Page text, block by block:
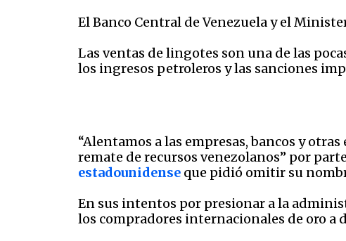
El Banco Central de Venezuela y el
Las ventas de lingotes son una de las
los ingresos petroleros y las sanciones
“Alentamos a las empresas, bancos y
remate de recursos venezolanos” por
estadounidense que pidió omitir su
En sus intentos por presionar a la
los compradores internacionales de oro a